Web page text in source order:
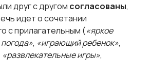
друг с другом согласованы,
идет о сочетании
с прилагательным («яркое
, «играющий ребенок»,
«развлекательные игры»,